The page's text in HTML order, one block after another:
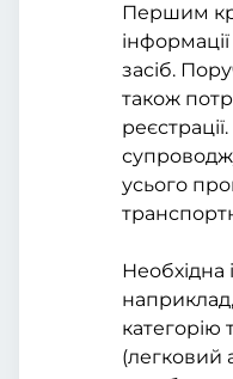
Першим
засіб.
також
усього
Необхідна
категорію
(легковий